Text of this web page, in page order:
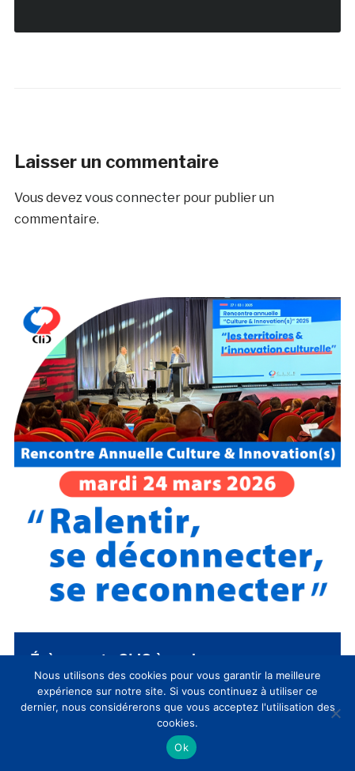
Laisser un commentaire
Vous devezvous connecterpour publier un
commentaire.
Évènements CLIC à venir
MAR
30
Mis
en
09:30-17:30
SAVE THE DATE / Rencontre Annuelle
Culture & Innovation(s) 2027 du CLIC
Nous utilisons des cookies pour vous garantir la meilleure
expérience sur notre site. Si vous continuez à utiliser ce
dernier, nous considérerons que vous acceptez l'utilisation des
cookies.
Ok